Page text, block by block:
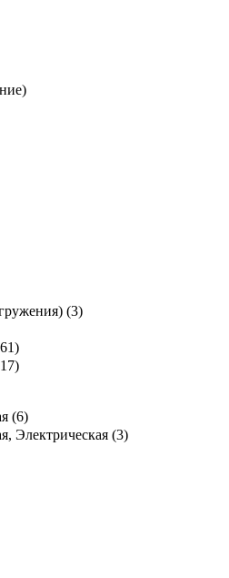
(3)
61)
17)
(6)
Электрическая (3)